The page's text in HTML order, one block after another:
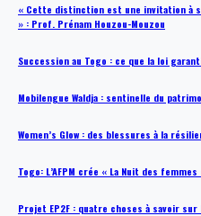
« Cette distinction est une invitation à
» : Prof. Prénam Houzou-Mouzou
Succession au Togo : ce que la loi
Mobilengue Waldja : sentinelle du
Women’s Glow : des blessures à la
Togo: L’AFPM crée « La Nuit des
Projet EP2F : quatre choses à savoir sur